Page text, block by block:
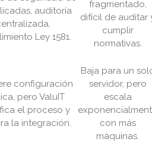
auditoría
Ley 1581.
fragmentado,
difícil de auditar
cumplir
normativas.
configuración
pero ValuIT
el proceso y
la integración.
Baja para un
servidor, pero
escala
con más
máquinas.